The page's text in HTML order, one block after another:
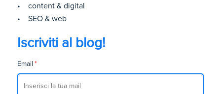
• content & digital
• SEO & web
Iscriviti al blog!
Email *